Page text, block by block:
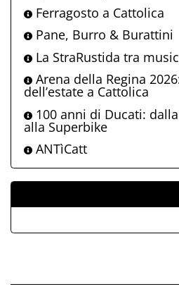
Ferragosto a Cattolica
Pane, Burro & Burattini
La StraRustida tra
Arena della Regina
dell’estate a Cattolica
100 anni di Ducati:
alla Superbike
ANTìCatt